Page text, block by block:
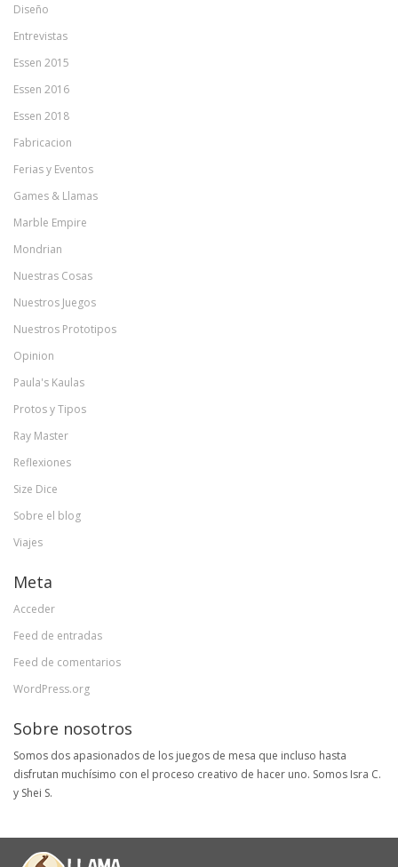
Diseño
Entrevistas
Essen 2015
Essen 2016
Essen 2018
Fabricacion
Ferias y Eventos
Games & Llamas
Marble Empire
Mondrian
Nuestras Cosas
Nuestros Juegos
Nuestros Prototipos
Opinion
Paula's Kaulas
Protos y Tipos
Ray Master
Reflexiones
Size Dice
Sobre el blog
Viajes
Meta
Acceder
Feed de entradas
Feed de comentarios
WordPress.org
Sobre nosotros
Somos dos apasionados de los juegos de mesa que incluso hasta
disfrutan muchísimo con el proceso creativo de hacer uno. Somos Isra C.
y Shei S.